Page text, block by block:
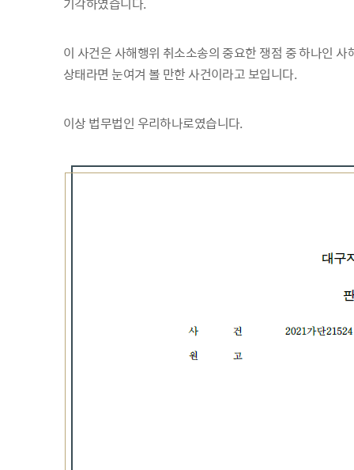
이 사건은 사해행위 취소소송의 중요한 쟁점 중 하나인
상태라면 눈여겨 볼 만한 사건이라고 보입니다.
이상 법무법인 우리하나로였습니다.